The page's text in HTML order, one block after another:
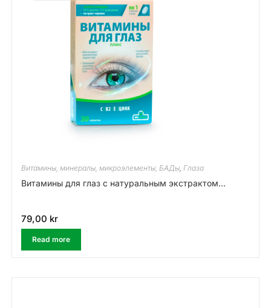
Витамины, минералы, микроэлементы, БАДы, Глаза
Витамины для глаз с натуральным экстрактом...
79,00 kr
Read more